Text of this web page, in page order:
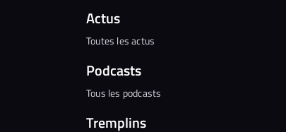
Actus
Toutes les actus
Podcasts
Tous les podcasts
Tremplins